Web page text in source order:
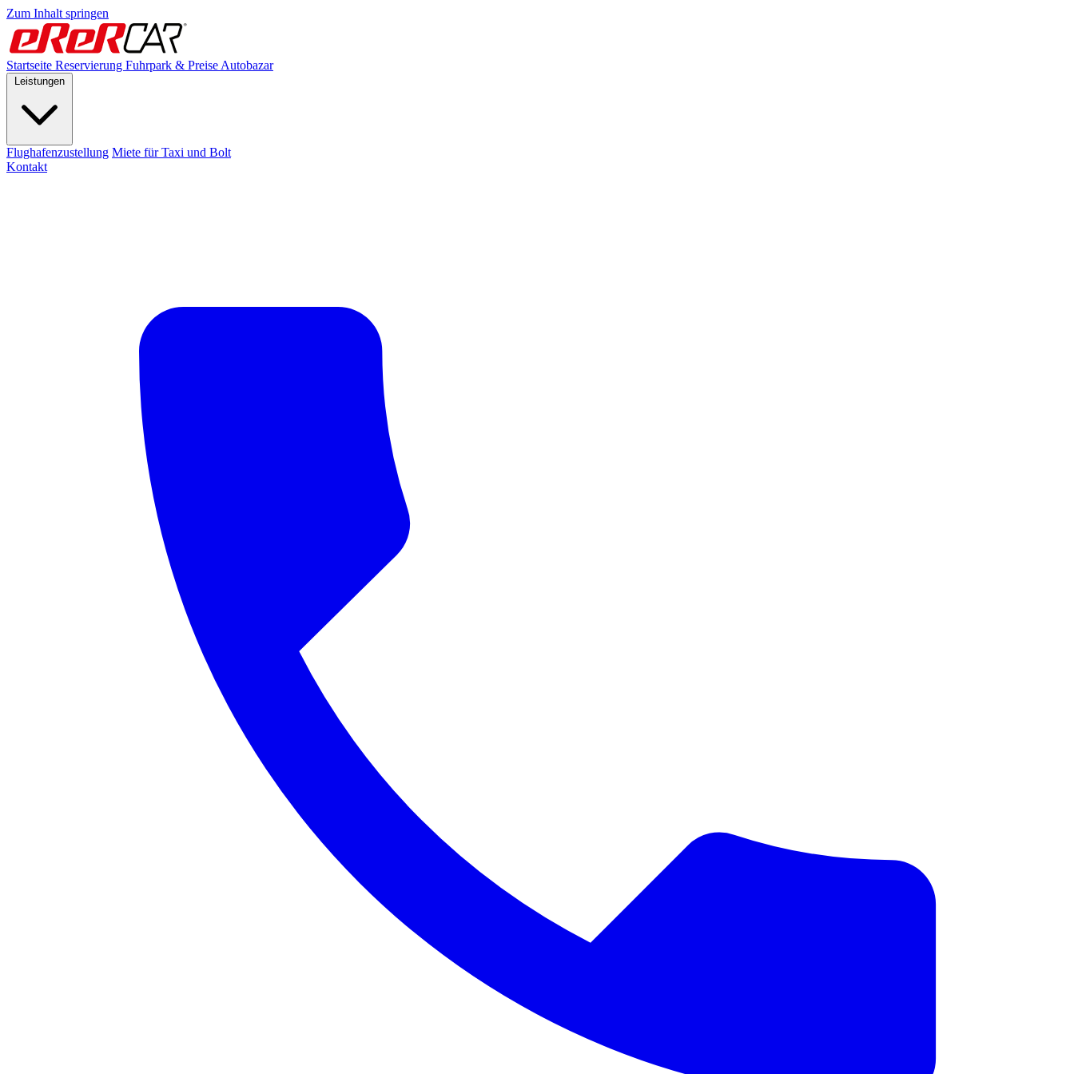
Zum Inhalt springen
Startseite Reservierung Fuhrpark & Preise Autobazar
Leistungen
Flughafenzustellung Miete für Taxi und Bolt
Kontakt